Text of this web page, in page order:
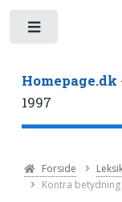
Homepage.dk
1997
Forside
Kontra betydning